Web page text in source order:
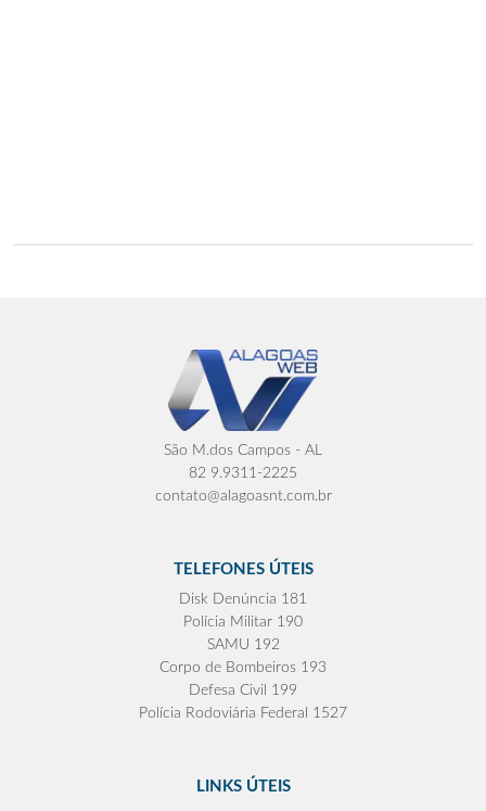
São M.dos Campos - AL
82 9.9311-2225
contato@alagoasnt.com.br
TELEFONES ÚTEIS
Disk Denúncia 181
Polícia Militar 190
SAMU 192
Corpo de Bombeiros 193
Defesa Civil 199
Polícia Rodoviária Federal 1527
LINKS ÚTEIS